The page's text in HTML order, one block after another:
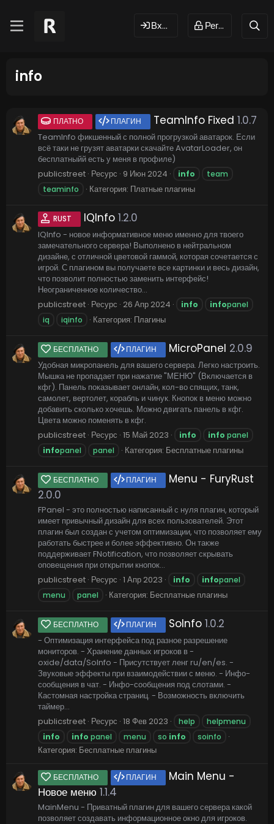
Вход Регистрация
info
ПЛАТНО ПЛАГИН TeamInfo Fixed 1.0.7
TeamInfo фикшенный с полной прогрузкой аватарок. Если
всё таки не грузят аватарки скачайте AvatarLoader, он
бесплатныйй есть у меня в профиле)
publicstreet Ресурс 9 Июн 2024 info
team
teaminfo
Категория: Платные плагины
RUST IQInfo 1.2.0
IQInfo - новое информативное меню именно для твоего
замечательного сервера! Выполнено в нейтральном
дизайне, с отличной цветовой гаммой, которая сочетается с
игрой. С плагином вы получаете все картинки и весь дизайн,
что позволит полностью заменить интерфейс!
Неограниченное количество...
publicstreet Ресурс 26 Апр 2024 info infopanel
iq
iqinfo Категория: Плагины
БЕСПЛАТНО ПЛАГИН MicroPanel 2.0.9
Удобная микропанель для вашего сервера. Легко настроить.
Мышка не пропадает при нажатие "МЕНЮ" (Включается в
кфг). Панель показывает онлайн, кол-во спящих, танк,
самолет, вертолет, корабль и чинук. Кнопок в меню можно
добавить сколько хочешь. Можно двигать панель в кфг.
Цвета можно поменять в кфг.
publicstreet Ресурс 15 Май 2023 info info panel
infopanel panel Категория: Бесплатные плагины
БЕСПЛАТНО ПЛАГИН
Menu - FuryRust
2.0.0
FPanel - это полностью написанный с нуля плагин, который
имеет привычный дизайн для всех пользователей. Этот
плагин был создан с учетом оптимизации, что позволяет ему
работать быстрее и более эффективно. Он также
поддерживает FNotification, что позволяет скрывать
оповещения при открытии кнопок...
publicstreet Ресурс 1 Апр 2023 info infopanel
menu
panel Категория: Бесплатные плагины
БЕСПЛАТНО ПЛАГИН SoInfo 1.0.2
- Оптимизация интерфейса под разное разрешение
мониторов. - Хранение данных игроков в -
oxide/data/SoInfo - Присутствует ленг ru/en/es. -
Звуковые эффекты при взаимодействии с меню. - Инфо-
сообщения в чат. - Инфо-сообщения под слотами. -
Кастомная настройка страниц. - Возможность включить
таймер...
publicstreet Ресурс 18 Фев 2023 help
helpmenu
info
info panel menu so info soinfo
Категория: Бесплатные плагины
БЕСПЛАТНО ПЛАГИН
Main Menu -
Новое меню 1.1.4
MainMenu - Приватный плагин для вашего сервера какой
позволяет создавать информационное окно для игроков.